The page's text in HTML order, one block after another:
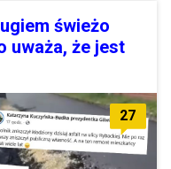
świeżo
uważa, że jest
27